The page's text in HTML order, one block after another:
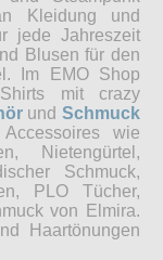
Kleidung und
jede Jahreszeit
Blusen für den
Im EMO Shop
mit crazy
und Schmuck
wie
Nietengürtel,
Schmuck,
PLO Tücher,
von Elmira.
Haartönungen